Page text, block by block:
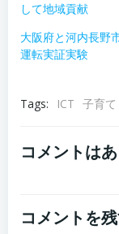
して地域貢献
大阪府と河内長野
運転実証実験
Tags: ICT 子育て
コメントは
コメントを